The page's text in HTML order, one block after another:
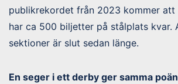
publikrekordet från 2023 kommer att
har ca 500 biljetter på stålplats kvar.
sektioner är slut sedan länge.
En seger i ett derby ger samma